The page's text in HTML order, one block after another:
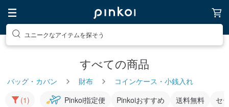
ユニークなアイテムを探そう
すべての商品
バッグ・カバン 財布
コインケース・小銭入れ
(1)
Pinkoi指定便 Pinkoiおすすめ 送料無料 セ